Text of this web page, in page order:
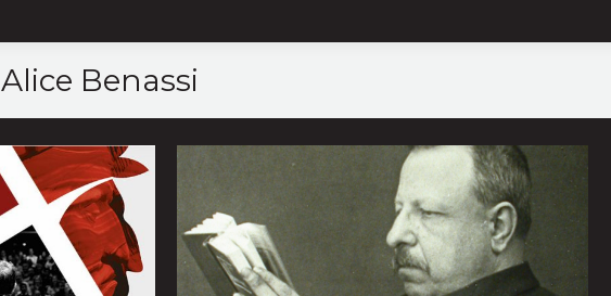
Alice Benassi